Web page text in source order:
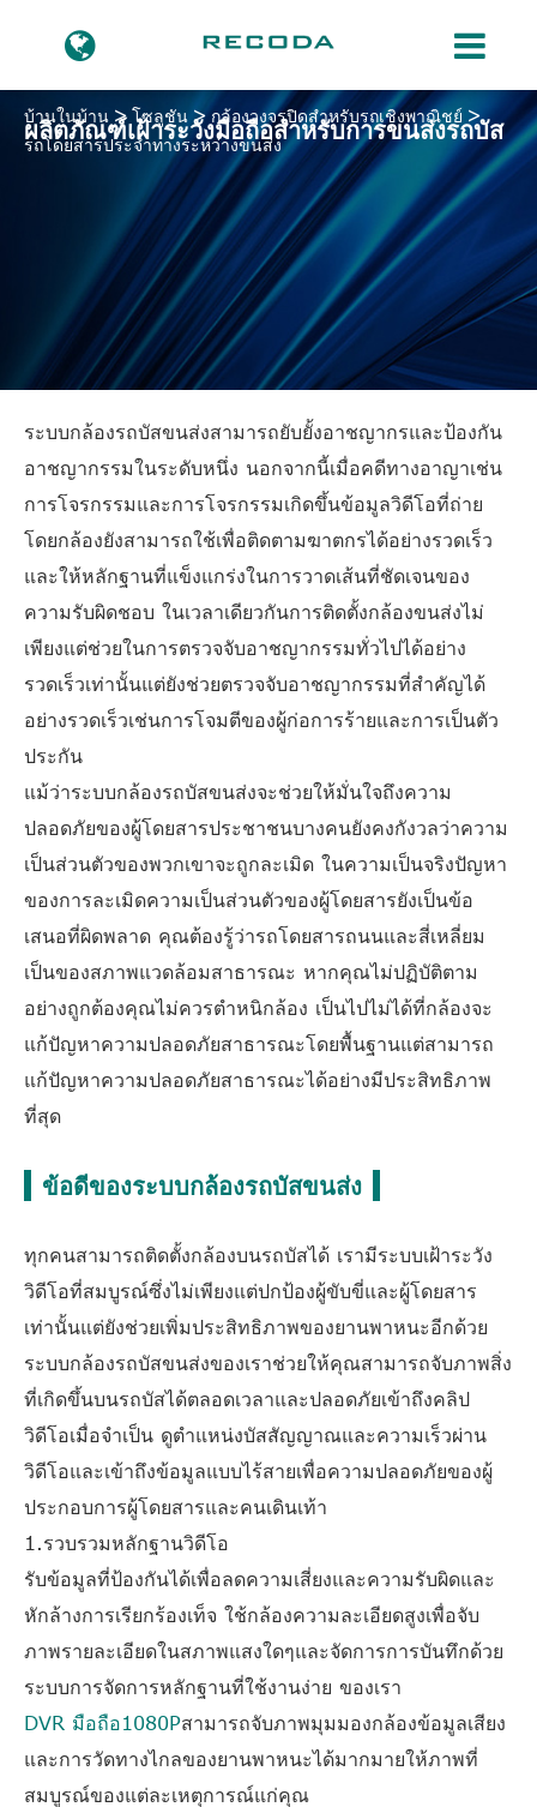
บ้านในบ้าน โซลูชัน
กล้องวงจรปิดสำหรับรถเชิงพาณิชย์
รถโดยสารประจำทางระหว่างขนส่ง
ผลิตภัณฑ์เฝ้าระวังมือถือสำหรับการขนส่งรถบัส
ระบบกล้องรถบัสขนส่งสามารถยับยั้งอาชญากรและป้องกัน
อาชญากรรมในระดับหนึ่ง นอกจากนี้เมื่อคดีทางอาญาเช่น
การโจรกรรมและการโจรกรรมเกิดขึ้นข้อมูลวิดีโอที่ถ่าย
โดยกล้องยังสามารถใช้เพื่อติดตามฆาตกรได้อย่างรวดเร็ว
และให้หลักฐานที่แข็งแกร่งในการวาดเส้นที่ชัดเจนของ
ความรับผิดชอบ ในเวลาเดียวกันการติดตั้งกล้องขนส่งไม่
เพียงแต่ช่วยในการตรวจจับอาชญากรรมทั่วไปได้อย่าง
รวดเร็วเท่านั้นแต่ยังช่วยตรวจจับอาชญากรรมที่สำคัญได้
อย่างรวดเร็วเช่นการโจมตีของผู้ก่อการร้ายและการเป็นตัว
ประกัน
แม้ว่าระบบกล้องรถบัสขนส่งจะช่วยให้มั่นใจถึงความ
ปลอดภัยของผู้โดยสารประชาชนบางคนยังคงกังวลว่าความ
เป็นส่วนตัวของพวกเขาจะถูกละเมิด ในความเป็นจริงปัญหา
ของการละเมิดความเป็นส่วนตัวของผู้โดยสารยังเป็นข้อ
เสนอที่ผิดพลาด คุณต้องรู้ว่ารถโดยสารถนนและสี่เหลี่ยม
เป็นของสภาพแวดล้อมสาธารณะ หากคุณไม่ปฏิบัติตาม
อย่างถูกต้องคุณไม่ควรตำหนิกล้อง เป็นไปไม่ได้ที่กล้องจะ
แก้ปัญหาความปลอดภัยสาธารณะโดยพื้นฐานแต่สามารถ
แก้ปัญหาความปลอดภัยสาธารณะได้อย่างมีประสิทธิภาพ
ที่สุด
ข้อดีของระบบกล้องรถบัสขนส่ง
ทุกคนสามารถติดตั้งกล้องบนรถบัสได้ เรามีระบบเฝ้าระวัง
วิดีโอที่สมบูรณ์ซึ่งไม่เพียงแต่ปกป้องผู้ขับขี่และผู้โดยสาร
เท่านั้นแต่ยังช่วยเพิ่มประสิทธิภาพของยานพาหนะอีกด้วย
ระบบกล้องรถบัสขนส่งของเราช่วยให้คุณสามารถจับภาพสิ่ง
ที่เกิดขึ้นบนรถบัสได้ตลอดเวลาและปลอดภัยเข้าถึงคลิป
วิดีโอเมื่อจำเป็น ดูตำแหน่งบัสสัญญาณและความเร็วผ่าน
วิดีโอและเข้าถึงข้อมูลแบบไร้สายเพื่อความปลอดภัยของผู้
ประกอบการผู้โดยสารและคนเดินเท้า
1.รวบรวมหลักฐานวิดีโอ
รับข้อมูลที่ป้องกันได้เพื่อลดความเสี่ยงและความรับผิดและ
หักล้างการเรียกร้องเท็จ ใช้กล้องความละเอียดสูงเพื่อจับ
ภาพรายละเอียดในสภาพแสงใดๆและจัดการการบันทึกด้วย
ระบบการจัดการหลักฐานที่ใช้งานง่าย ของเรา
DVR มือถือ1080Pสามารถจับภาพมุมมองกล้องข้อมูลเสียง
และการวัดทางไกลของยานพาหนะได้มากมายให้ภาพที่
สมบูรณ์ของแต่ละเหตุการณ์แก่คุณ